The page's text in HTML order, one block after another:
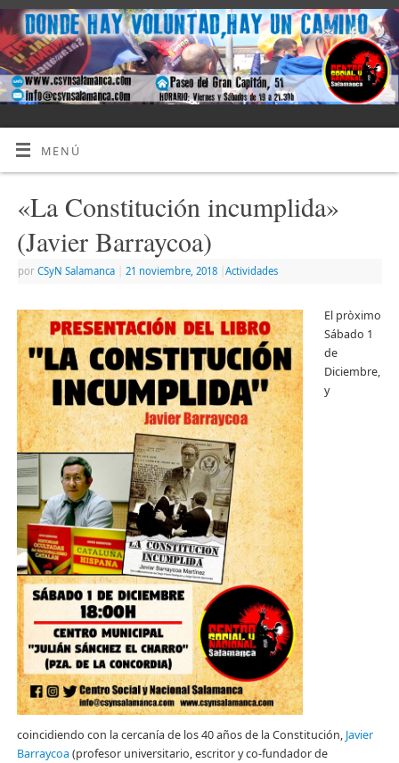
MENÚ
«La Constitución incumplida»
(Javier Barraycoa)
por CSyN Salamanca 21 noviembre, 2018 Actividades
El pròximo
Sábado 1
de
Diciembre,
y
coincidiendo con la cercanía de los 40 años de la Constitución, Javier
Barraycoa (profesor universitario, escritor y co-fundador de